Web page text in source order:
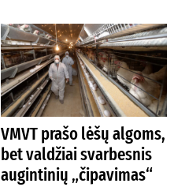
VMVT prašo lėšų algoms,
bet valdžiai svarbesnis
augintinių „čipavimas“